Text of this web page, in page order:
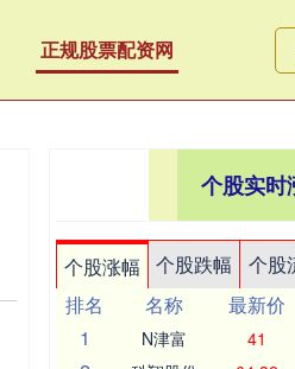
正规股票配资网
个股实时
个股涨幅 个股跌幅 个股
排名
名称 最新价
1
N津富 41